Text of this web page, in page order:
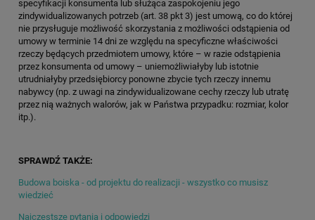
specyfikacji konsumenta lub służąca zaspokojeniu jego
zindywidualizowanych potrzeb (art. 38 pkt 3) jest umową, co do której
nie przysługuje możliwość skorzystania z możliwości odstąpienia od
umowy w terminie 14 dni ze względu na specyficzne właściwości
rzeczy będących przedmiotem umowy, które – w razie odstąpienia
przez konsumenta od umowy – uniemożliwiałyby lub istotnie
utrudniałyby przedsiębiorcy ponowne zbycie tych rzeczy innemu
nabywcy (np. z uwagi na zindywidualizowane cechy rzeczy lub utratę
przez nią ważnych walorów, jak w Państwa przypadku: rozmiar, kolor
itp.).
SPRAWDŹ TAKŻE:
Budowa boiska - od projektu do realizacji - wszystko co musisz
wiedzieć
Najczęstsze pytania i odpowiedzi